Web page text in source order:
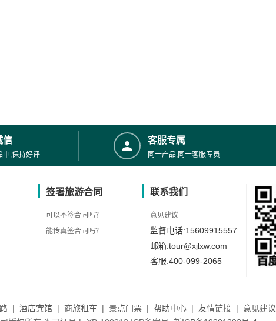
信
中,保持好评
客服专属
同一产品,同一客服专员
签署旅游合同
可以不签合同吗？
能传真签合同吗？
联系我们
意见建议
监督电话:15609915557
邮箱:tour@xjlxw.com
客服:400-099-2065
| 酒店宾馆 | 商旅租车 | 景点门票 | 帮助中心 | 友情链接 | 意见建议